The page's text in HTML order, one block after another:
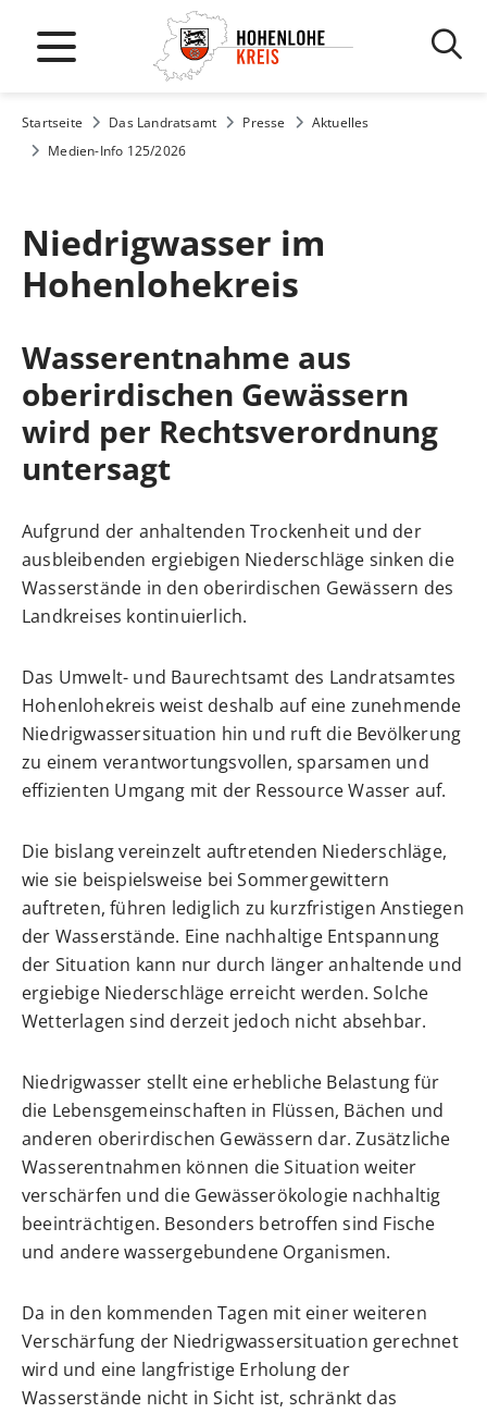
Startseite Das Landratsamt Presse
Aktuelles
Medien-Info 125/2026
Niedrigwasser im
Hohenlohekreis
Wasserentnahme aus
oberirdischen Gewässern
wird per Rechtsverordnung
untersagt
Aufgrund der anhaltenden Trockenheit und der
ausbleibenden ergiebigen Niederschläge sinken die
Wasserstände in den oberirdischen Gewässern des
Landkreises kontinuierlich.
Das Umwelt- und Baurechtsamt des Landratsamtes
Hohenlohekreis weist deshalb auf eine zunehmende
Niedrigwassersituation hin und ruft die Bevölkerung
zu einem verantwortungsvollen, sparsamen und
effizienten Umgang mit der Ressource Wasser auf.
Die bislang vereinzelt auftretenden Niederschläge,
wie sie beispielsweise bei Sommergewittern
auftreten, führen lediglich zu kurzfristigen Anstiegen
der Wasserstände. Eine nachhaltige Entspannung
der Situation kann nur durch länger anhaltende und
ergiebige Niederschläge erreicht werden. Solche
Wetterlagen sind derzeit jedoch nicht absehbar.
Niedrigwasser stellt eine erhebliche Belastung für
die Lebensgemeinschaften in Flüssen, Bächen und
anderen oberirdischen Gewässern dar. Zusätzliche
Wasserentnahmen können die Situation weiter
verschärfen und die Gewässerökologie nachhaltig
beeinträchtigen. Besonders betroffen sind Fische
und andere wassergebundene Organismen.
Da in den kommenden Tagen mit einer weiteren
Verschärfung der Niedrigwassersituation gerechnet
wird und eine langfristige Erholung der
Wasserstände nicht in Sicht ist, schränkt das